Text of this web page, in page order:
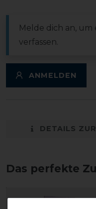
Melde dich an,
verfassen.
ANMELDEN
DETAILS
Das perfekte